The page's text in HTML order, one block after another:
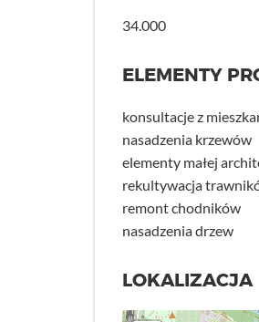
34.000
ELEMENTY
konsultacje z
nasadzenia krzewów
elementy małej
rekultywacja
remont chodników
nasadzenia drzew
LOKALIZACJA